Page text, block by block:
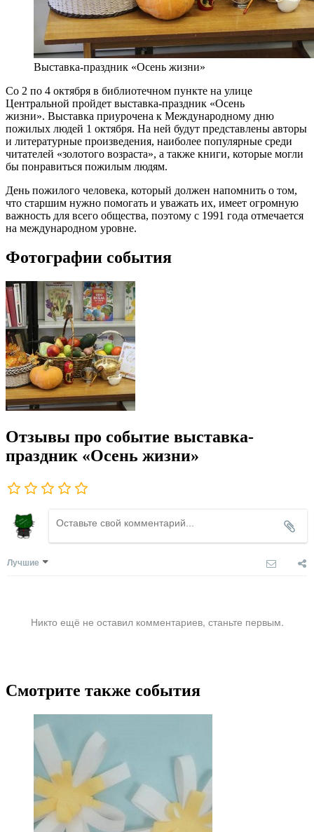
Выставка-праздник «Осень жизни»
Со 2 по 4 октября в библиотечном пункте на улице
Центральной пройдет выставка-праздник «Осень
жизни». Выставка приурочена к Международному дню
пожилых людей 1 октября. На ней будут представлены авторы
и литературные произведения, наиболее популярные среди
читателей «золотого возраста», а также книги, которые могли
бы понравиться пожилым людям.
День пожилого человека, который должен напомнить о том,
что старшим нужно помогать и уважать их, имеет огромную
важность для всего общества, поэтому с 1991 года отмечается
на международном уровне.
Фотографии события
Отзывы про событие выставка-
праздник «Осень жизни»
Лучшие
Никто ещё не оставил комментариев, станьте первым.
Смотрите также события